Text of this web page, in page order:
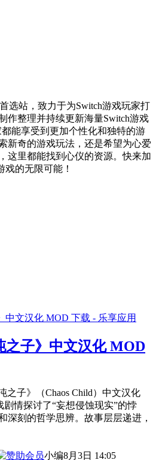
选站，致力于为Switch游戏玩家打
作整理并持续更新海量Switch游戏
能享受到更加个性化和独特的游
新奇的游戏玩法，还是希望为心爱
这里都能找到心仪的资源。快来加
戏的无限可能！
之子》中文汉化 MOD
之子》（Chaos Child）中文汉化
情探讨了“妄想侵蚀现实”的悖
深刻的哲学思辨。故事层层递进，
小编8月3日 14:05